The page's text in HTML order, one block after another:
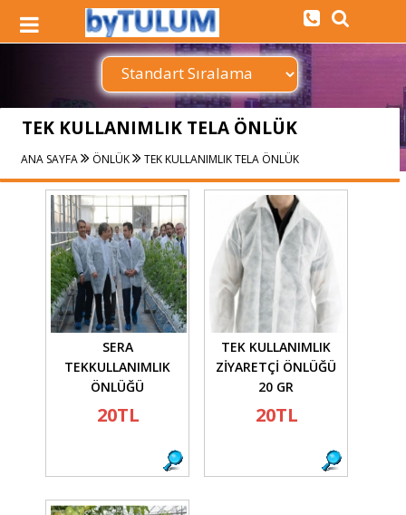
TEK KULLANIMLIK TELA ÖNLÜK
ANA SAYFA ÖNLÜK TEK KULLANIMLIK TELA ÖNLÜK
SERA
TEKKULLANIMLIK
ÖNLÜĞÜ
20TL
TEK KULLANIMLIK
ZİYARETÇİ ÖNLÜĞÜ
20 GR
20TL